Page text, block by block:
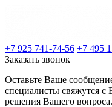
+7 925 741-74-56 +7 495
Заказать звонок
Оставьте Ваше
специалисты свяжутся
решения Вашего вопроса.